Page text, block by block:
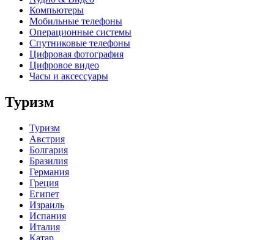
Компьютеры
Мобильные телефоны
Операционные системы
Спутниковые телефоны
Цифровая фотография
Цифровое видео
Часы и аксессуары
Туризм
Туризм
Австрия
Болгария
Бразилия
Германия
Греция
Египет
Израиль
Испания
Италия